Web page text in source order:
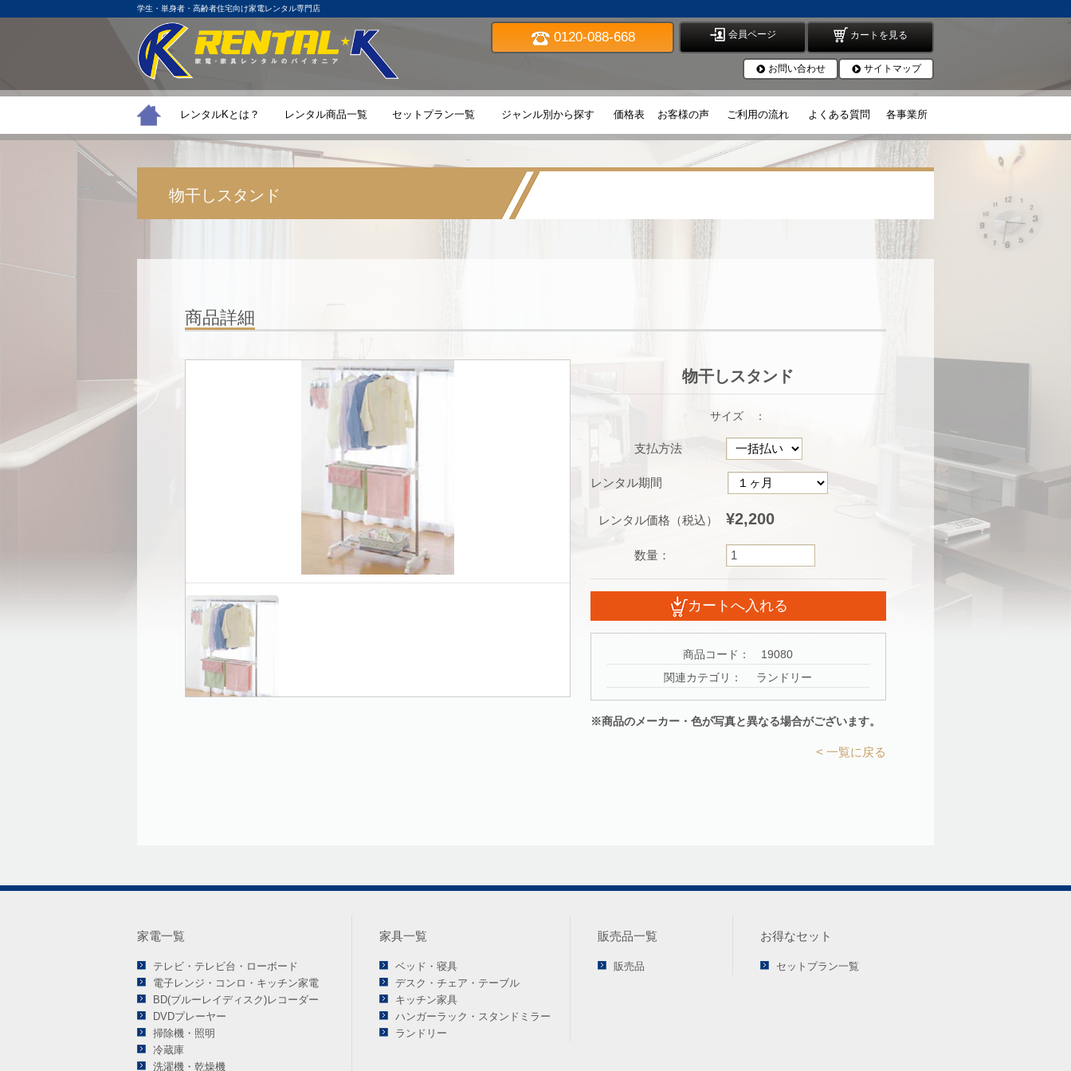
学生・単身者・高齢者住宅向け家電レンタル専門店
0120-088-668 会員ページ カートを見る
お問い合わせ サイトマップ
TOP
レンタルKとは？ レンタル商品一覧 セットプラン一覧 ジャンル別から探す 価格表 お客様の声 ご利用の流れ よくある質問 各事業所
物干しスタンド
商品詳細
物干しスタンド
サイズ ：
支払方法
レンタル期間
レンタル価格（税込） ¥2,200
数量：
商品コード： 19080
関連カテゴリ：
ランドリー
※商品のメーカー・色が写真と異なる場合がございます。
< 一覧に戻る
家電一覧
テレビ・テレビ台・ローボード
電子レンジ・コンロ・キッチン家電
BD(ブルーレイディスク)レコーダー
DVDプレーヤー
掃除機・照明
冷蔵庫
洗濯機・乾燥機
家具一覧
ベッド・寝具
デスク・チェア・テーブル
キッチン家具
ハンガーラック・スタンドミラー
ランドリー
販売品一覧
販売品
お得なセット
セットプラン一覧